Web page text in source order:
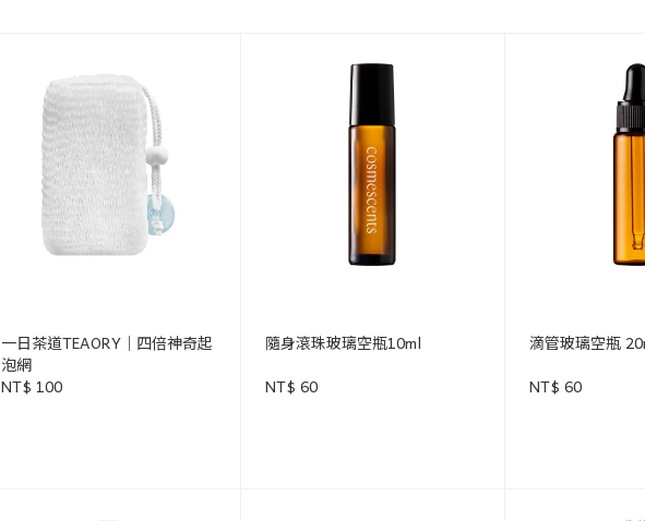
一日茶道TEAORY｜四倍神奇起
泡網
NT$ 100
隨身滾珠玻璃空瓶10ml
NT$ 60
滴管玻璃空瓶
NT$ 60